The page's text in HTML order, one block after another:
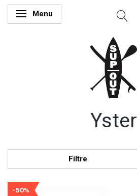
Skifte navigation
Menu
Yster
Filtre
-50%